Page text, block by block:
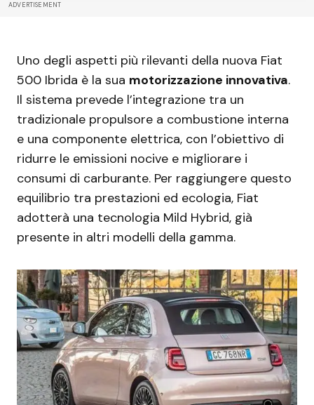
ADVERTISEMENT
Uno degli aspetti più rilevanti della nuova Fiat
500 Ibrida è la sua motorizzazione innovativa.
Il sistema prevede l’integrazione tra un
tradizionale propulsore a combustione interna
e una componente elettrica, con l’obiettivo di
ridurre le emissioni nocive e migliorare i
consumi di carburante. Per raggiungere questo
equilibrio tra prestazioni ed ecologia, Fiat
adotterà una tecnologia Mild Hybrid, già
presente in altri modelli della gamma.